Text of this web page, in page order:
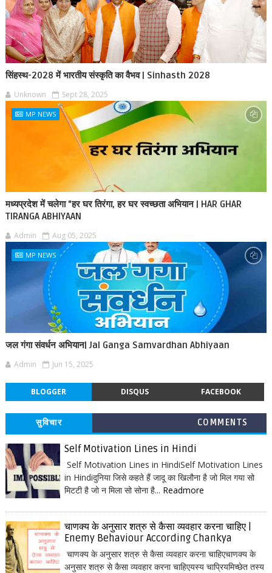
सिंहस्थ-2028 में भारतीय संस्कृति का वैभव | Sinhasth 2028
Unknown Sept 28, 2025
MP NEWS
मध्यप्रदेश में चलेगा "हर घर तिरंगा, हर घर स्वच्छता अभियान | HAR GHAR
TIRANGA ABHIYAAN
Admin Aug 05, 2025
MP NEWS
जल गंगा संवर्धन अभियान| Jal Ganga Samvardhan Abhiyaan
Admin Jun 15, 2025
BLOGGER DISQUS FACEBOOK
सुविचार COMMENTS
Self Motivation Lines in Hindi
Self Motivation Lines in HindiSelf Motivation Lines
in Hindiदुनिया जिसे कहते हैं जादू का खिलौना है जो मिल गया सो
मिटटी है जो न मिला सो सोना है... Readmore
चाणक्य के अनुसार शत्रु से कैसा व्यवहार करना चाहिए |
Enemy Behaviour According Chankya
चाणक्य के अनुसार शत्रु से कैसा व्यवहार करना चाहिएचाणक्य के
अनुसार शत्रु से कैसा व्यवहार करना चाहिएयस्य चाप्रियमिच्छेत तस्य